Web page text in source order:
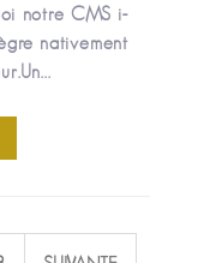
notre CMS i-
nativement